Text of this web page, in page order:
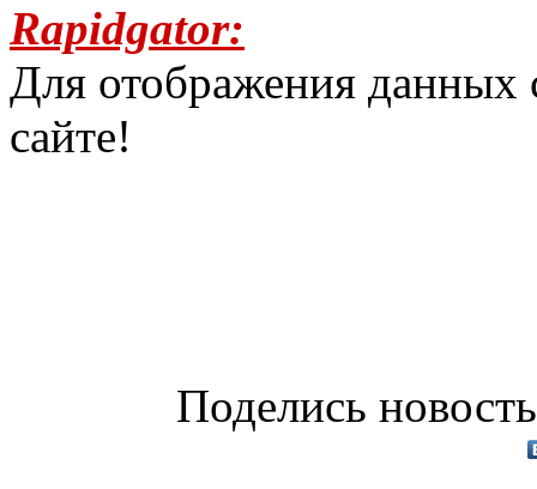
Rapidgator:
Для отображения
сайте!
Поделись